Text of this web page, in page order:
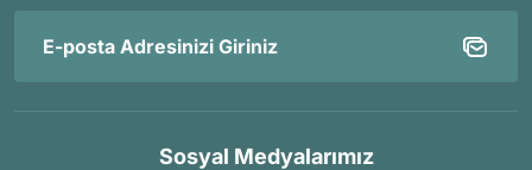
Sosyal Medyalarımız